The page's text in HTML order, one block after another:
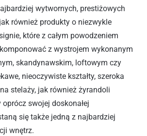
wytwornych, prestiżowych
również produkty o niezwykle
które z całym powodzeniem
z wystrojem wykonanym
skandynawskim, loftowym czy
nieoczywiste kształty, szeroka
stelaży, jak również żyrandoli
swojej doskonałej
się także jedną z najbardziej
wnętrz.